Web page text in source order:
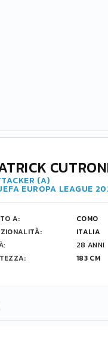
(A)
EUROPA LEAGUE
A:
COMO
ITALIA
28 ANNI
183 CM